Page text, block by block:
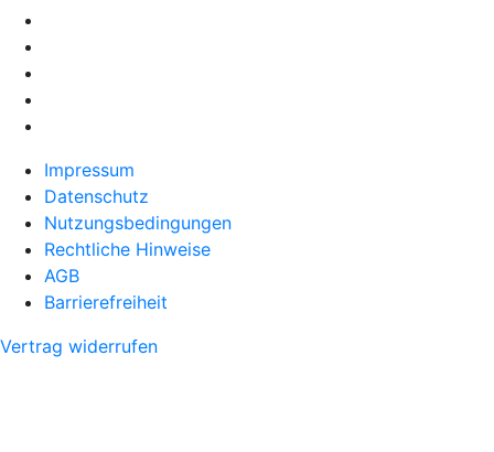
Impressum
Datenschutz
Nutzungsbedingungen
Rechtliche Hinweise
AGB
Barrierefreiheit
Vertrag widerrufen